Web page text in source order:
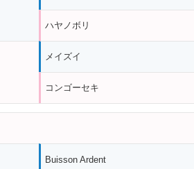
ハヤノボリ
メイズイ
コンゴーセキ
Buisson Ardent